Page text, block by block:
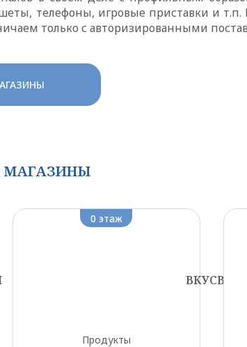
телефоны, игровые приставки и
только с авторизированными
0 этаж
ВКУСВИЛЛ
Продукты